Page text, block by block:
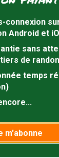
(76)
GPS
Seine-
GPS
connexion
Android et
sans
de
temps
m'abonne